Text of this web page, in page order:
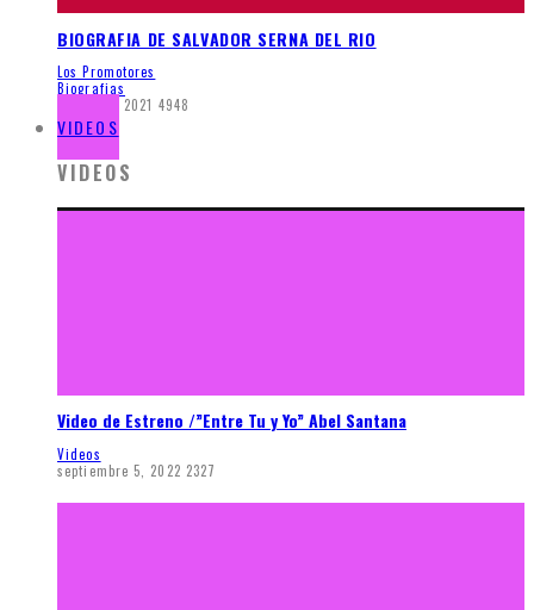
BIOGRAFIA DE SALVADOR SERNA DEL RIO
Los Promotores
Biografias
enero 20, 2021 4948
VIDEOS
VIDEOS
Video de Estreno /”Entre Tu y Yo” Abel Santana
Videos
septiembre 5, 2022 2327